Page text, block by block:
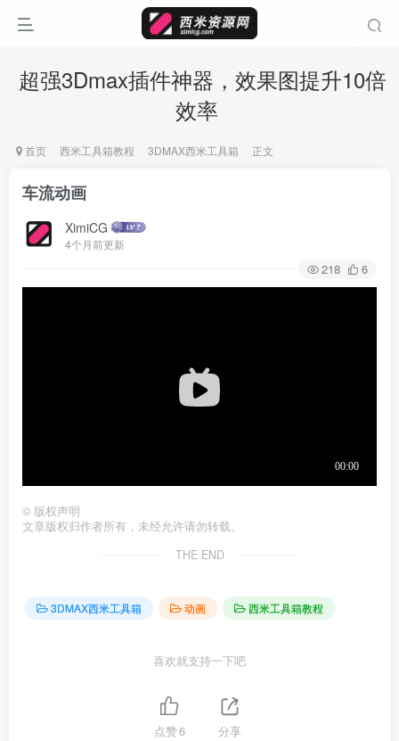
超强3Dmax插件神器，效果图提升10倍
效率
首页 西米工具箱教程 3DMAX西米工具箱 正文
车流动画
XimiCG
4个月前更新
218 6
© 版权声明
文章版权归作者所有，未经允许请勿转载。
THE END
3DMAX西米工具箱 动画 西米工具箱教程
喜欢就支持一下吧
点赞6 分享